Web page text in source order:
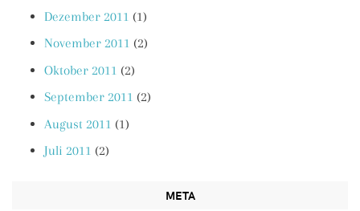
Dezember 2011 (1)
November 2011 (2)
Oktober 2011 (2)
September 2011 (2)
August 2011 (1)
Juli 2011 (2)
META